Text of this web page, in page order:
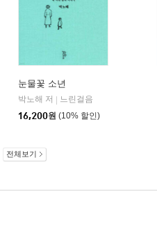
눈물꽃 소년
박노해 저
느린걸음
16,200원 (10% 할인)
전체보기